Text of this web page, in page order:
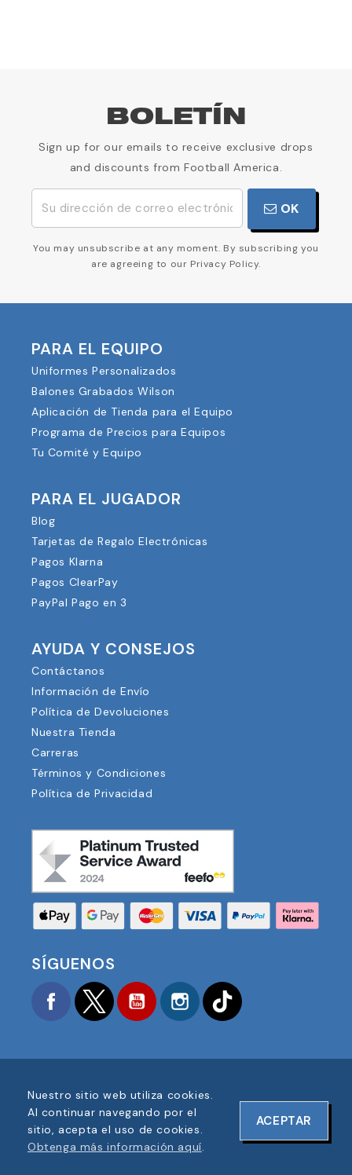
BOLETÍN
Sign up for our emails to receive exclusive drops
and discounts from Football America.
OK
You may unsubscribe at any moment. By subscribing you
are agreeing to our Privacy Policy.
PARA EL EQUIPO
Uniformes Personalizados
Balones Grabados Wilson
Aplicación de Tienda para el Equipo
Programa de Precios para Equipos
Tu Comité y Equipo
PARA EL JUGADOR
Blog
Tarjetas de Regalo Electrónicas
Pagos Klarna
Pagos ClearPay
PayPal Pago en 3
AYUDA Y CONSEJOS
Contáctanos
Información de Envío
Política de Devoluciones
Nuestra Tienda
Carreras
Términos y Condiciones
Política de Privacidad
SÍGUENOS
FacebookTwitter YouTubeInstagram
COPYRIGHT © 2025 FOOTBALL AMERICA UK TODOS
LOS DERECHOS RESERVADOS
NÚMERO DE REGISTRO DE EMPRESA: 06354287
DISEÑO DE SITIO WEB PORONELINE DESIGNS
Nuestro sitio web utiliza cookies.
Al continuar navegando por el
sitio, acepta el uso de cookies.
Obtenga más información aquí.
ACEPTAR